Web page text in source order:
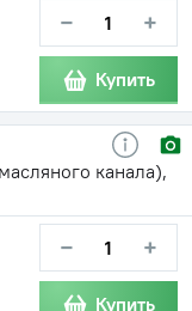
− +
Купить
канала),
− +
Купить